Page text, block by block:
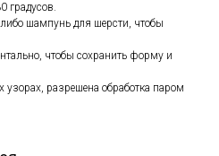
градусов.
шампунь для шерсти, чтобы
чтобы сохранить форму и
узорах, разрешена обработка паром